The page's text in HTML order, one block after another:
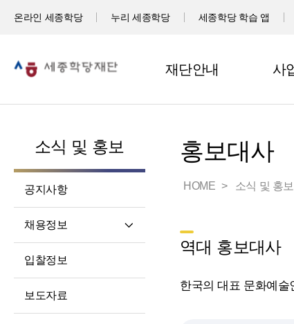
온라인 세종학당 누리 세종학당 세종학당 학습 앱
재단안내 사
소식 및 홍보
공지사항
채용정보
입찰정보
보도자료
홍보대사
HOME 소식 및 홍보
역대 홍보대사
한국의 대표 문화예